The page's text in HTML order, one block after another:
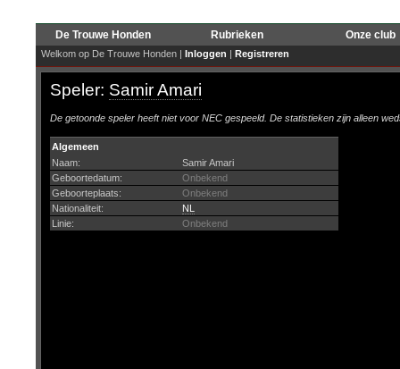
De Trouwe Honden Rubrieken Onze club
Welkom op De Trouwe Honden | Inloggen | Registreren
Speler: Samir Amari
De getoonde speler heeft niet voor NEC gespeeld. De statistieken zijn alleen
Algemeen
Naam:
Samir Amari
Geboortedatum:
Onbekend
Geboorteplaats:
Onbekend
Nationaliteit:
NL
Linie:
Onbekend